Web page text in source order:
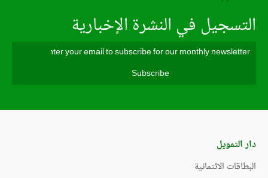
التسجيل في النشرة الإخبارية
دار التمويل
البطاقات الائتمانية